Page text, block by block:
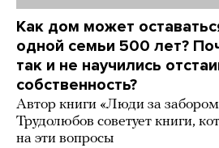
Как дом может
одной семьи 500 лет?
так и не научились
собственность?
Автор книги «Люди за
Трудолюбов советует книги,
на эти вопросы